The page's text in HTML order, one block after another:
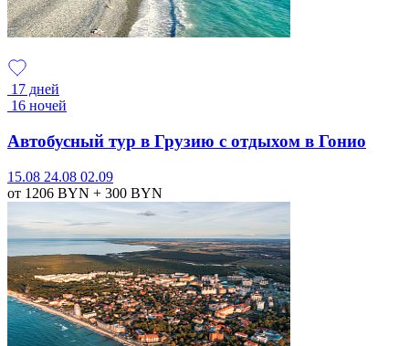
17 дней
16 ночей
Автобусный тур в Грузию с отдыхом в Гонио
15.08 24.08 02.09
от 1206 BYN + 300 BYN